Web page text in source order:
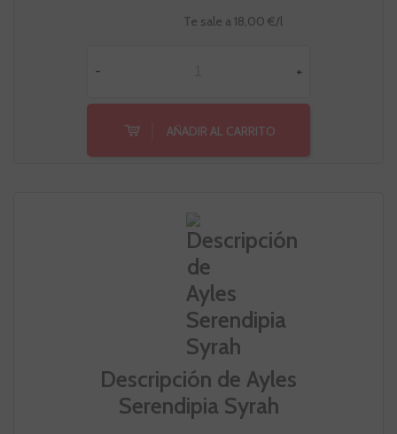
Te sale a 18,00 €/l
- +
AÑADIR AL CARRITO
Descripción de Ayles
Serendipia Syrah